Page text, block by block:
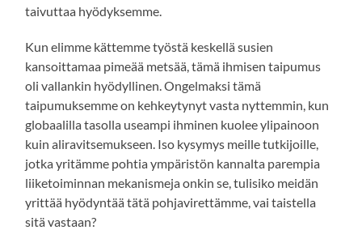
taivuttaa hyödyksemme.
Kun elimme kättemme työstä keskellä susien
kansoittamaa pimeää metsää, tämä ihmisen taipumus
oli vallankin hyödyllinen. Ongelmaksi tämä
taipumuksemme on kehkeytynyt vasta nyttemmin, kun
globaalilla tasolla useampi ihminen kuolee ylipainoon
kuin aliravitsemukseen. Iso kysymys meille tutkijoille,
jotka yritämme pohtia ympäristön kannalta parempia
liiketoiminnan mekanismeja onkin se, tulisiko meidän
yrittää hyödyntää tätä pohjavirettämme, vai taistella
sitä vastaan?